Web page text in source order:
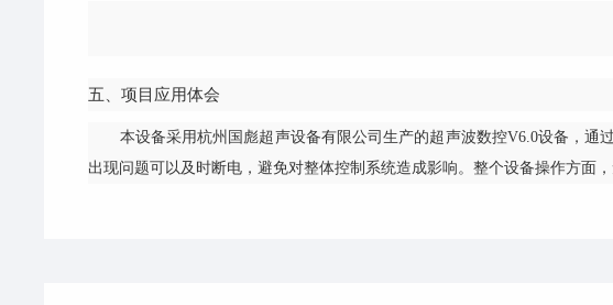
五、项目应用体会
本设备采用杭州国彪超声设备有限公司生产的超声波数控V6.0设备，通
出现问题可以及时断电，避免对整体控制系统造成影响。整个设备操作方面